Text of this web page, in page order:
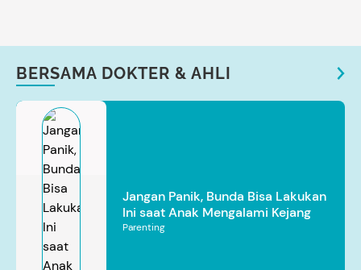
BERSAMA DOKTER & AHLI
Jangan Panik, Bunda Bisa Lakukan
Ini saat Anak Mengalami Kejang
Parenting